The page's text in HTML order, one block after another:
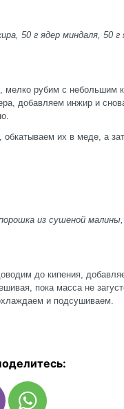
50 г ядер миндаля, 50
рубим с небольшим
добавляем инжир и
их в меде, а
из сушеной
до кипения,
пока масса не
и подсушиваем.
оделитесь: